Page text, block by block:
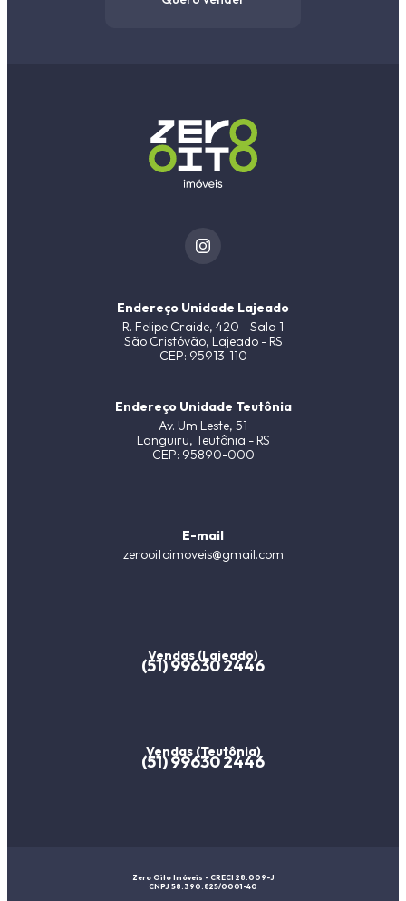
Endereço Unidade Lajeado
R. Felipe Craide, 420 - Sala 1
São Cristóvão, Lajeado - RS
CEP: 95913-110
Endereço Unidade Teutônia
Av. Um Leste, 51
Languiru, Teutônia - RS
CEP: 95890-000
E-mail
zerooitoimoveis@gmail.com
Vendas (Lajeado)
(51) 99630 2446
Vendas (Teutônia)
(51) 99630 2446
Zero Oito Imóveis - CRECI 28.009-J
CNPJ 58.390.825/0001-40